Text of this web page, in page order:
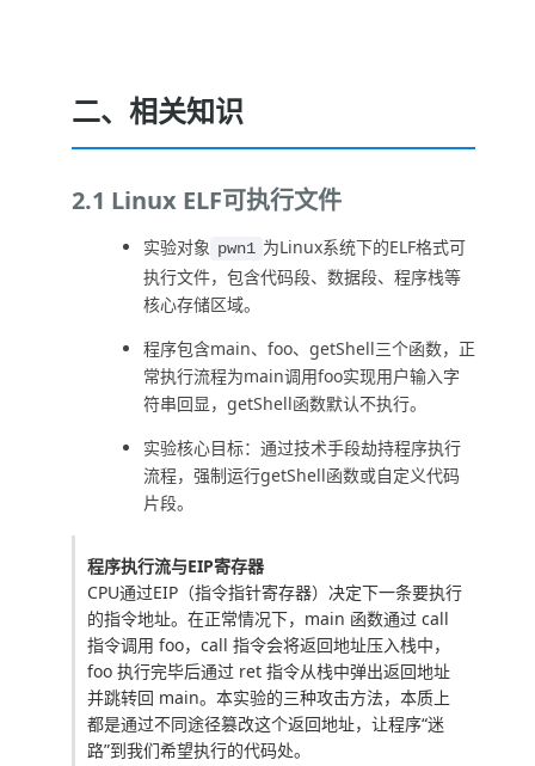
二、相关知识
2.1 Linux ELF可执行文件
实验对象 pwn1 为Linux系统下的ELF格式可
执行文件，包含代码段、数据段、程序栈等
核心存储区域。
程序包含main、foo、getShell三个函数，正
常执行流程为main调用foo实现用户输入字
符串回显，getShell函数默认不执行。
实验核心目标：通过技术手段劫持程序执行
流程，强制运行getShell函数或自定义代码
片段。
程序执行流与EIP寄存器
CPU通过EIP（指令指针寄存器）决定下一条要执行
的指令地址。在正常情况下， main 函数通过 call
指令调用 foo， call 指令会将返回地址压入栈中，
foo 执行完毕后通过 ret 指令从栈中弹出返回地址
并跳转回 main。本实验的三种攻击方法，本质上
都是通过不同途径篡改这个返回地址，让程序“迷
路”到我们希望执行的代码处。